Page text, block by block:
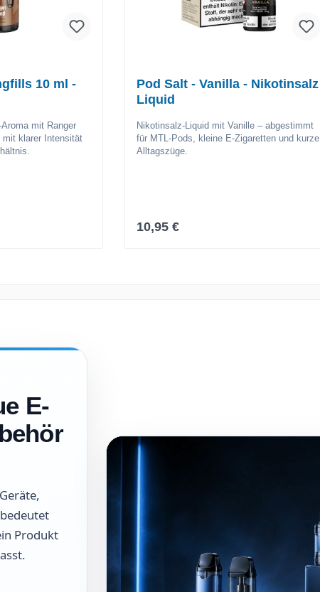
10 ml -
mit Ranger
mit klarer Intensität
Pod Salt - Vanilla - Nikotinsalz
Liquid
Nikotinsalz-Liquid mit Vanille – abgestimmt
für MTL-Pods, kleine E-Zigaretten und kurze
Alltagszüge.
Regulärer Preis:
10,95 €
E-
Produkt